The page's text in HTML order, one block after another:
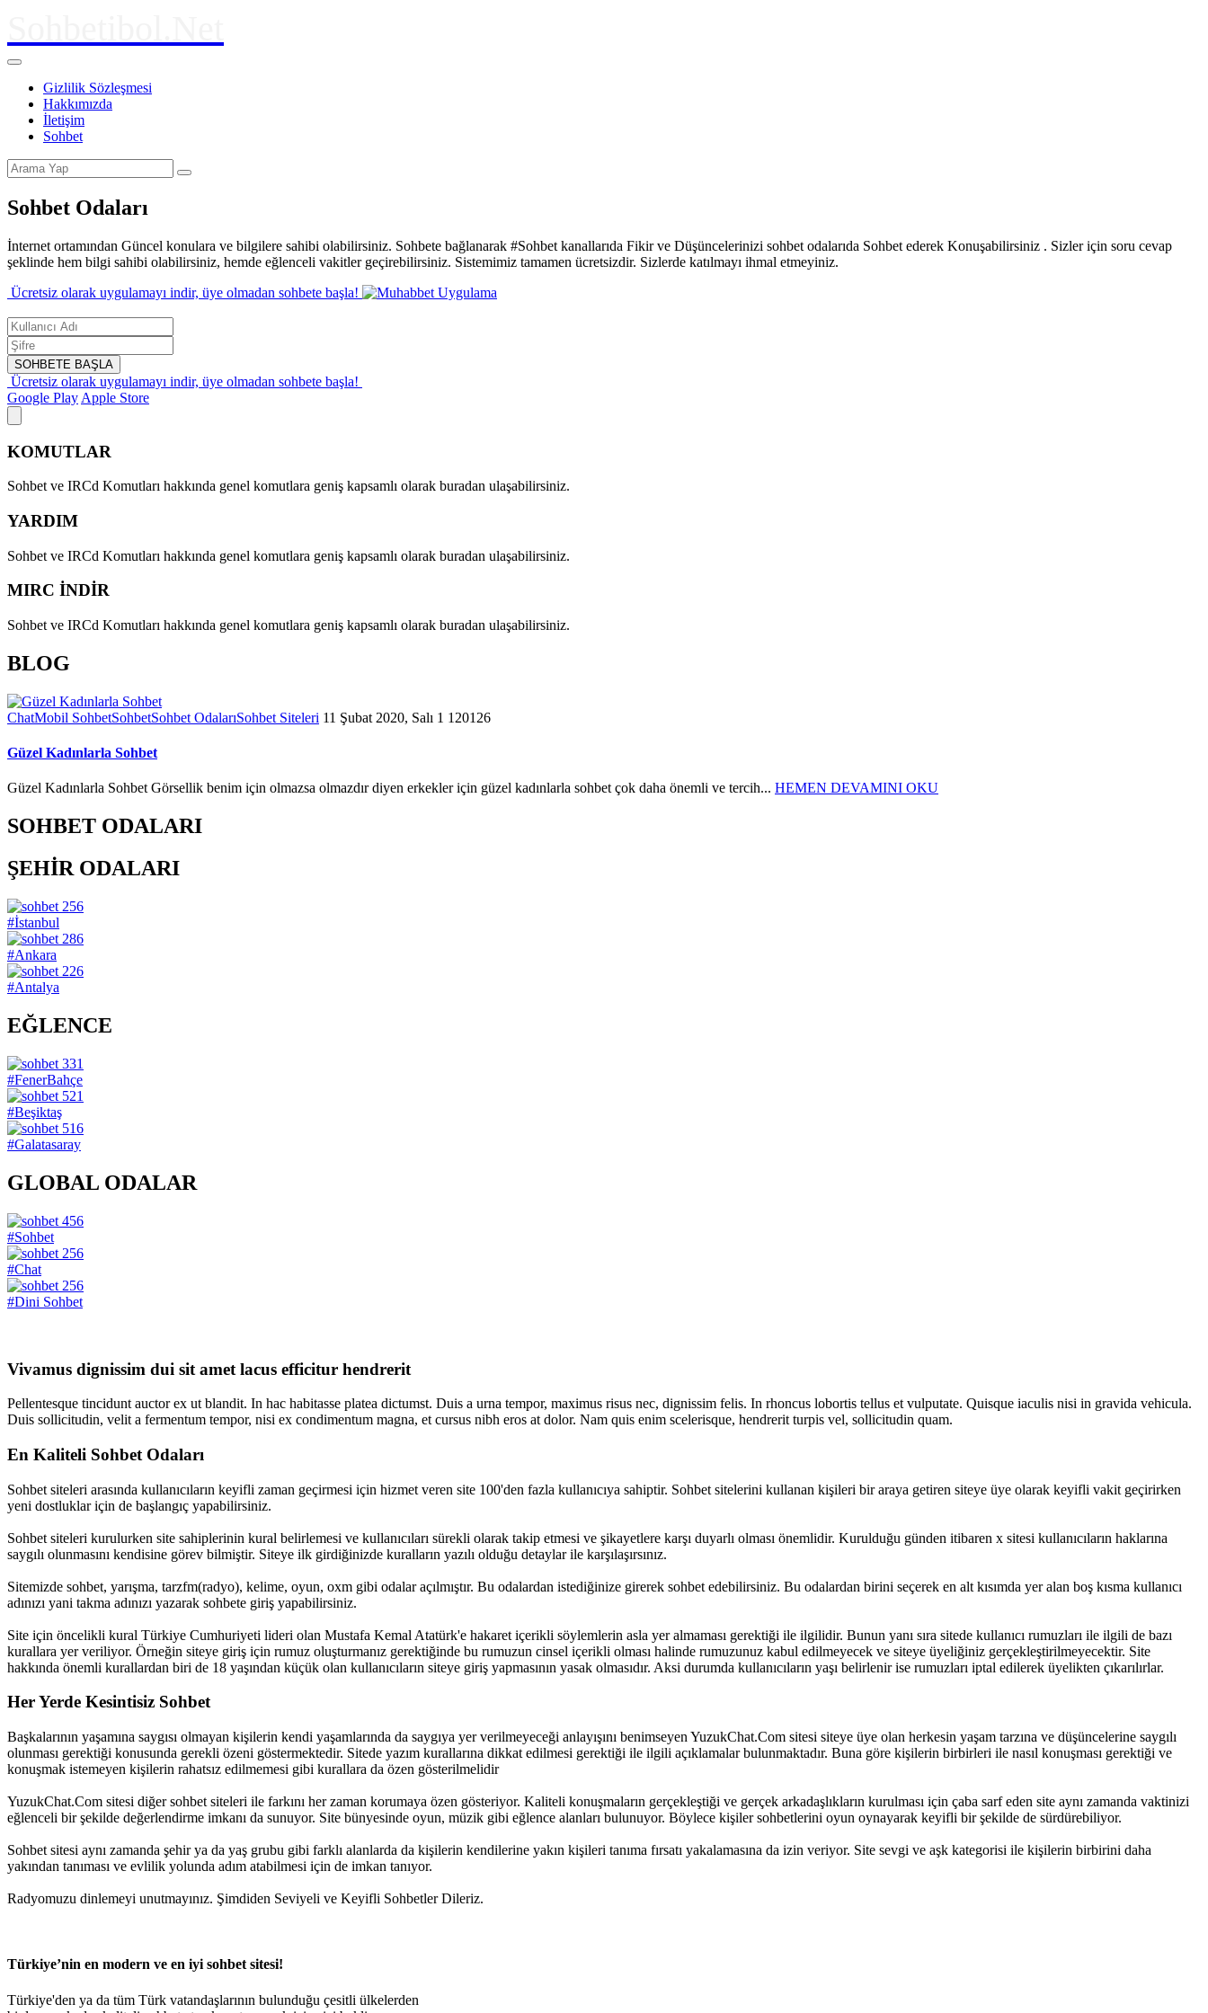
Gizlilik Sözleşmesi
Hakkımızda
İletişim
Sohbet
Sohbet Odaları
İnternet ortamından Güncel konulara ve bilgilere sahibi olabilirsiniz. Sohbete bağlanarak #Sohbet kanallarıda Fikir ve Düşüncelerinizi sohbet odalarıda Sohbet ederek Konuşabilirsiniz . Sizler için soru cevap
şeklinde hem bilgi sahibi olabilirsiniz, hemde eğlenceli vakitler geçirebilirsiniz. Sistemimiz tamamen ücretsizdir. Sizlerde katılmayı ihmal etmeyiniz.
Ücretsiz olarak uygulamayı indir, üye olmadan sohbete başla!
SOHBETE BAŞLA
Ücretsiz olarak uygulamayı indir, üye olmadan sohbete başla!
Google Play Apple Store
KOMUTLAR
Sohbet ve IRCd Komutları hakkında genel komutlara geniş kapsamlı olarak buradan ulaşabilirsiniz.
YARDIM
Sohbet ve IRCd Komutları hakkında genel komutlara geniş kapsamlı olarak buradan ulaşabilirsiniz.
MIRC İNDİR
Sohbet ve IRCd Komutları hakkında genel komutlara geniş kapsamlı olarak buradan ulaşabilirsiniz.
BLOG
ChatMobil SohbetSohbetSohbet OdalarıSohbet Siteleri 11 Şubat 2020, Salı 1 120126
Güzel Kadınlarla Sohbet
Güzel Kadınlarla Sohbet Görsellik benim için olmazsa olmazdır diyen erkekler için güzel kadınlarla sohbet çok daha önemli ve tercih... HEMEN DEVAMINI OKU
SOHBET ODALARI
ŞEHİR ODALARI
256
#İstanbul
286
#Ankara
226
#Antalya
EĞLENCE
331
#FenerBahçe
521
#Beşiktaş
516
#Galatasaray
GLOBAL ODALAR
456
#Sohbet
256
#Chat
256
#Dini Sohbet
Vivamus dignissim dui sit amet lacus efficitur hendrerit
Pellentesque tincidunt auctor ex ut blandit. In hac habitasse platea dictumst. Duis a urna tempor, maximus risus nec, dignissim felis. In rhoncus lobortis tellus et vulputate. Quisque iaculis nisi in gravida vehicula.
Duis sollicitudin, velit a fermentum tempor, nisi ex condimentum magna, et cursus nibh eros at dolor. Nam quis enim scelerisque, hendrerit turpis vel, sollicitudin quam.
En Kaliteli Sohbet Odaları
Sohbet siteleri arasında kullanıcıların keyifli zaman geçirmesi için hizmet veren site 100'den fazla kullanıcıya sahiptir. Sohbet sitelerini kullanan kişileri bir araya getiren siteye üye olarak keyifli vakit geçirirken
yeni dostluklar için de başlangıç yapabilirsiniz.
Sohbet siteleri kurulurken site sahiplerinin kural belirlemesi ve kullanıcıları sürekli olarak takip etmesi ve şikayetlere karşı duyarlı olması önemlidir. Kurulduğu günden itibaren x sitesi kullanıcıların haklarına
saygılı olunmasını kendisine görev bilmiştir. Siteye ilk girdiğinizde kuralların yazılı olduğu detaylar ile karşılaşırsınız.
Sitemizde sohbet, yarışma, tarzfm(radyo), kelime, oyun, oxm gibi odalar açılmıştır. Bu odalardan istediğinize girerek sohbet edebilirsiniz. Bu odalardan birini seçerek en alt kısımda yer alan boş kısma kullanıcı
adınızı yani takma adınızı yazarak sohbete giriş yapabilirsiniz.
Site için öncelikli kural Türkiye Cumhuriyeti lideri olan Mustafa Kemal Atatürk'e hakaret içerikli söylemlerin asla yer almaması gerektiği ile ilgilidir. Bunun yanı sıra sitede kullanıcı rumuzları ile ilgili de bazı
kurallara yer veriliyor. Örneğin siteye giriş için rumuz oluşturmanız gerektiğinde bu rumuzun cinsel içerikli olması halinde rumuzunuz kabul edilmeyecek ve siteye üyeliğiniz gerçekleştirilmeyecektir. Site
hakkında önemli kurallardan biri de 18 yaşından küçük olan kullanıcıların siteye giriş yapmasının yasak olmasıdır. Aksi durumda kullanıcıların yaşı belirlenir ise rumuzları iptal edilerek üyelikten çıkarılırlar.
Her Yerde Kesintisiz Sohbet
Başkalarının yaşamına saygısı olmayan kişilerin kendi yaşamlarında da saygıya yer verilmeyeceği anlayışını benimseyen YuzukChat.Com sitesi siteye üye olan herkesin yaşam tarzına ve düşüncelerine saygılı
olunması gerektiği konusunda gerekli özeni göstermektedir. Sitede yazım kurallarına dikkat edilmesi gerektiği ile ilgili açıklamalar bulunmaktadır. Buna göre kişilerin birbirleri ile nasıl konuşması gerektiği ve
konuşmak istemeyen kişilerin rahatsız edilmemesi gibi kurallara da özen gösterilmelidir
YuzukChat.Com sitesi diğer sohbet siteleri ile farkını her zaman korumaya özen gösteriyor. Kaliteli konuşmaların gerçekleştiği ve gerçek arkadaşlıkların kurulması için çaba sarf eden site aynı zamanda vaktinizi
eğlenceli bir şekilde değerlendirme imkanı da sunuyor. Site bünyesinde oyun, müzik gibi eğlence alanları bulunuyor. Böylece kişiler sohbetlerini oyun oynayarak keyifli bir şekilde de sürdürebiliyor.
Sohbet sitesi aynı zamanda şehir ya da yaş grubu gibi farklı alanlarda da kişilerin kendilerine yakın kişileri tanıma fırsatı yakalamasına da izin veriyor. Site sevgi ve aşk kategorisi ile kişilerin birbirini daha
yakından tanıması ve evlilik yolunda adım atabilmesi için de imkan tanıyor.
Radyomuzu dinlemeyi unutmayınız. Şimdiden Seviyeli ve Keyifli Sohbetler Dileriz.
Türkiye’nin en modern ve en iyi sohbet sitesi!
Türkiye'den ya da tüm Türk vatandaşlarının bulunduğu çesitli ülkelerden